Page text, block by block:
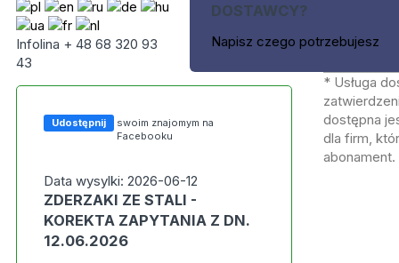
Infolina + 48 68 320 93
43
DOSTAWCY?
Napisz czego potrzebujesz
Udostępnij
swoim znajomym na
Facebooku
Data wysylki: 2026-06-12
ZDERZAKI ZE STALI -
KOREKTA ZAPYTANIA Z DN.
12.06.2026
* Usługa
dostępna
dla firm,
abonament.